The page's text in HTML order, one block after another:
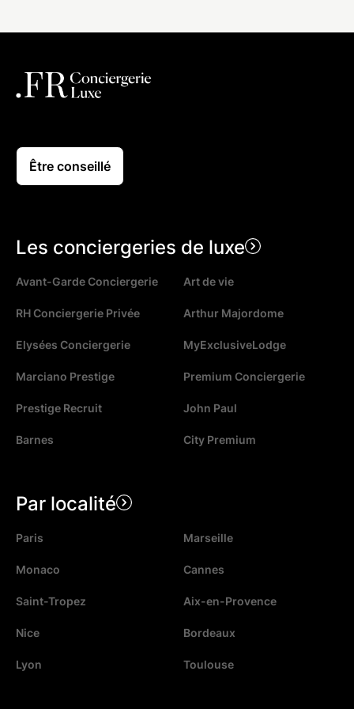
Être conseillé
Les conciergeries de luxe
Avant-Garde Conciergerie Art de vie
RH Conciergerie Privée Arthur Majordome
Elysées Conciergerie MyExclusiveLodge
Marciano Prestige Premium Conciergerie
Prestige Recruit John Paul
Barnes City Premium
Par localité
Paris Marseille
Monaco Cannes
Saint-Tropez Aix-en-Provence
Nice Bordeaux
Lyon Toulouse